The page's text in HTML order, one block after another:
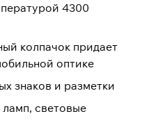
4300
колпачок придает
оптике
знаков и разметки
световые